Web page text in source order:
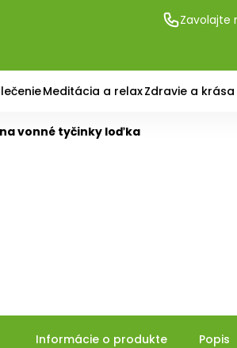
Zavolajte
Meditácia a relaxZdravie a krása
vonné tyčinky loďka
Informácie o produkte Popis